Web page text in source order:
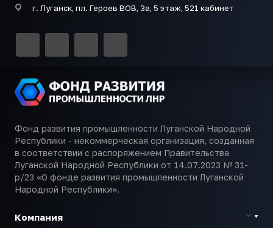
г. Луганск, пл. Героев ВОВ, 3а, 5 этаж, 521 кабинет
Фонд развития промышленности Луганской Народной
Республики - некоммерческая организация, созданная
в соответствии с распоряжением Правительства
Луганской Народной Республики от 14.07.2023 № 31-
р/23 «О фонде развития промышленности Луганской
Народной Республики».
Компания